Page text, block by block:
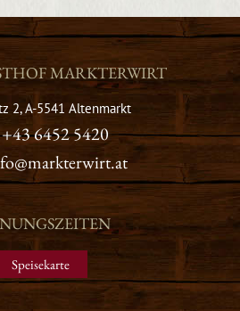
MARKTERWIRT
2, A-5541 Altenmarkt
+43 6452 5420
Speisekarte